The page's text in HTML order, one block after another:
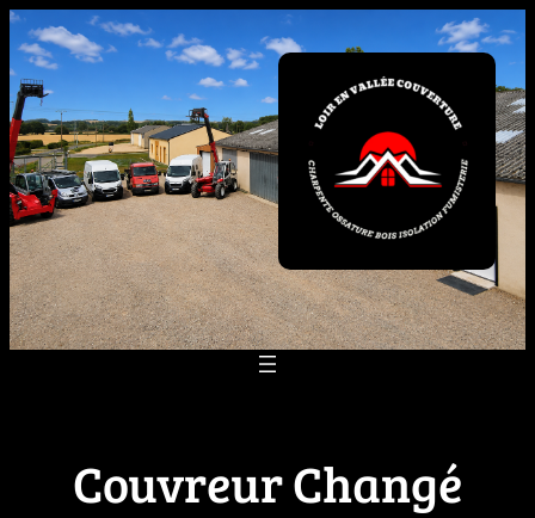
Aller
au
contenu
Couvreur Changé